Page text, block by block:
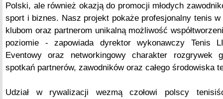
Polski, ale również okazją do promocji młodych
sport i biznes. Nasz projekt pokaże profesjonalny tenis
klubom oraz partnerom unikalną możliwość
poziomie - zapowiada dyrektor wykonawczy Tenis
Eventowy oraz networkingowy charakter rozgrywek
spotkań partnerów, zawodników oraz całego środowiska
Udział w rywalizacji wezmą czołowi polscy